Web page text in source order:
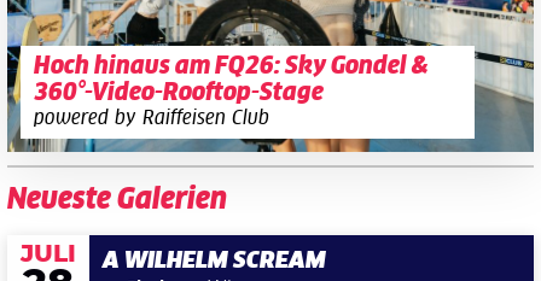
Hoch hinaus am FQ26: Sky Gondel &
360°-Video-Rooftop-Stage
powered by Raiffeisen Club
Neueste Galerien
JULI A WILHELM SCREAM